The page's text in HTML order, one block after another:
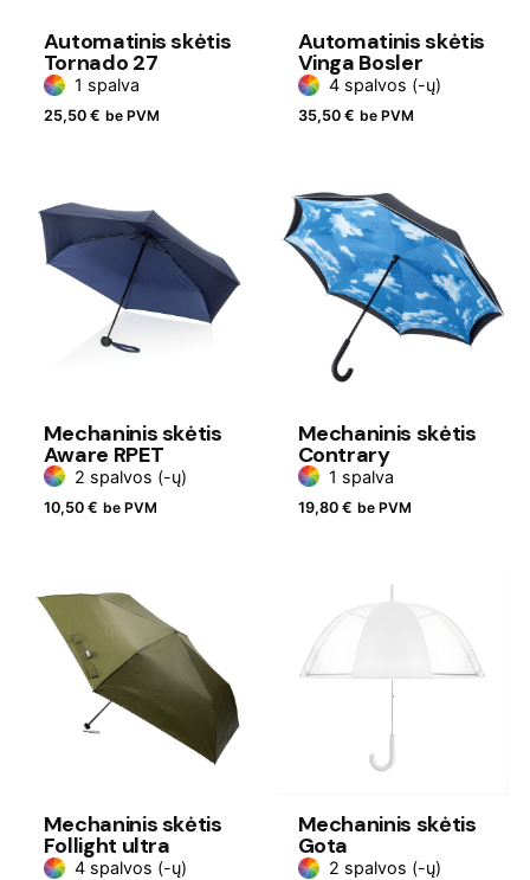
Automatinis skėtis
Tornado 27
1 spalva
25,50 € be PVM
Automatinis skėtis
Vinga Bosler
4 spalvos (-ų)
35,50 € be PVM
Mechaninis skėtis
Aware RPET
2 spalvos (-ų)
10,50 € be PVM
Mechaninis skėtis
Contrary
1 spalva
19,80 € be PVM
Mechaninis skėtis
Follight ultra
4 spalvos (-ų)
Mechaninis skėtis
Gota
2 spalvos (-ų)